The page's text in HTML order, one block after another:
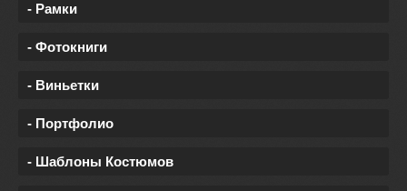
- Рамки
- Фотокниги
- Виньетки
- Портфолио
- Шаблоны Костюмов